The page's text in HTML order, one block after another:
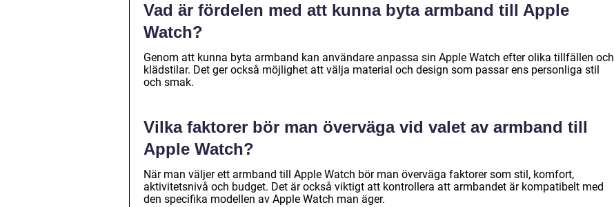
Vad är fördelen med att kunna byta armband till Apple
Watch?
Genom att kunna byta armband kan användare anpassa sin Apple Watch efter olika tillfällen och
klädstilar. Det ger också möjlighet att välja material och design som passar ens personliga stil
och smak.
Vilka faktorer bör man överväga vid valet av armband till
Apple Watch?
När man väljer ett armband till Apple Watch bör man överväga faktorer som stil, komfort,
aktivitetsnivå och budget. Det är också viktigt att kontrollera att armbandet är kompatibelt med
den specifika modellen av Apple Watch man äger.